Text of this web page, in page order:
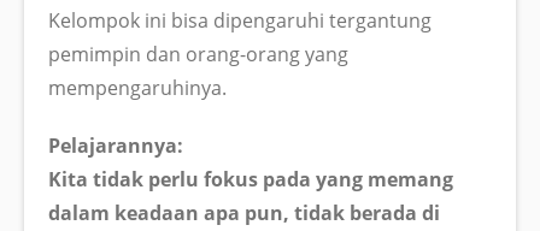
Kelompok ini bisa dipengaruhi tergantung
pemimpin dan orang-orang yang
mempengaruhinya.
Pelajarannya:
Kita tidak perlu fokus pada yang memang
dalam keadaan apa pun, tidak berada di